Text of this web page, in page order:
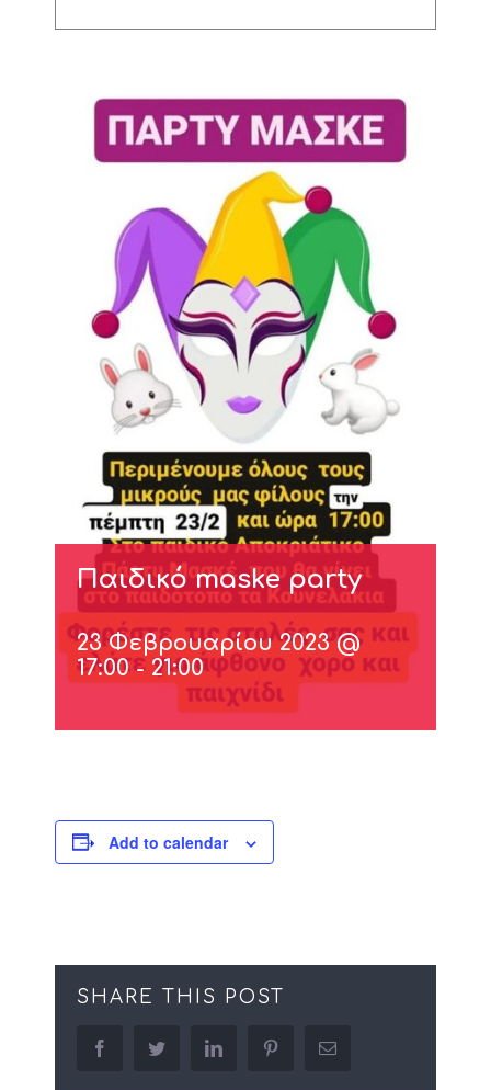
Παιδικό maske party
23 Φεβρουαρίου 2023 @
17:00- 21:00
Add to calendar
SHARE THIS POST
facebooktwitter linkedin pinterestEmail